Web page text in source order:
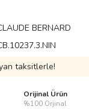
BERNARD
taksitlerle!
Orijinal Ürün
%100 Orjinal